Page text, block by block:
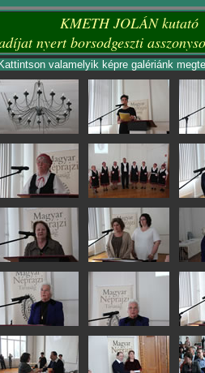
KMETH JOLÁN kutató
nyert borsodgeszti
Kattintson valamelyik képre galériánk